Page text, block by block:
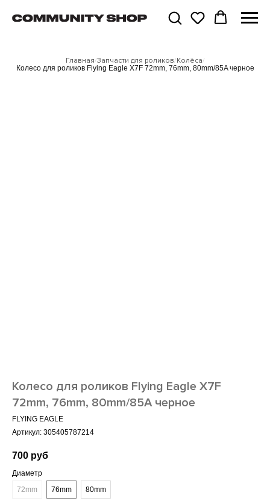
Главная/Запчасти для роликов/Колёса/
Колесо для роликов Flying Eagle X7F 72mm, 76mm, 80mm/85A черное
Колесо для роликов Flying Eagle X7F
72mm, 76mm, 80mm/85A черное
FLYING EAGLE
Артикул: 305405787214
700 руб
Диаметр
72mm
76mm 80mm